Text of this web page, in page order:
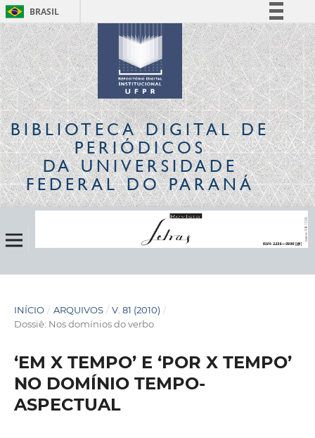
BRASIL
Simplifique!
Comunica BR
Participe
Acesso à informação
Legislação
Canais
BIBLIOTECA DIGITALDE
PERIÓDICOS
DA UNIVERSIDADE
FEDERAL DO PARANÁ
INÍCIO / ARQUIVOS / V. 81 (2010) /
Dossiê: Nos domínios do verbo
‘EM X TEMPO’ E ‘POR X TEMPO’
NO DOMÍNIO TEMPO-
ASPECTUAL